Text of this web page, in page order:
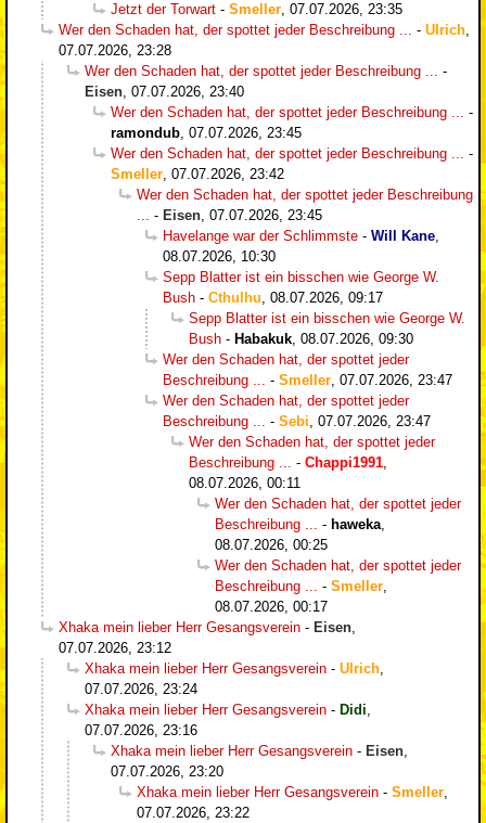
Jetzt der Torwart - Smeller, 07.07.2026, 23:35
Wer den Schaden hat, der spottet jeder Beschreibung ... - Ulrich,
07.07.2026, 23:28
Wer den Schaden hat, der spottet jeder Beschreibung ... -
Eisen, 07.07.2026, 23:40
Wer den Schaden hat, der spottet jeder Beschreibung ... -
ramondub, 07.07.2026, 23:45
Wer den Schaden hat, der spottet jeder Beschreibung ... -
Smeller, 07.07.2026, 23:42
Wer den Schaden hat, der spottet jeder Beschreibung
... - Eisen, 07.07.2026, 23:45
Havelange war der Schlimmste - Will Kane,
08.07.2026, 10:30
Sepp Blatter ist ein bisschen wie George W.
Bush - Cthulhu, 08.07.2026, 09:17
Sepp Blatter ist ein bisschen wie George W.
Bush - Habakuk, 08.07.2026, 09:30
Wer den Schaden hat, der spottet jeder
Beschreibung ... - Smeller, 07.07.2026, 23:47
Wer den Schaden hat, der spottet jeder
Beschreibung ... - Sebi, 07.07.2026, 23:47
Wer den Schaden hat, der spottet jeder
Beschreibung ... - Chappi1991,
08.07.2026, 00:11
Wer den Schaden hat, der spottet jeder
Beschreibung ... - haweka,
08.07.2026, 00:25
Wer den Schaden hat, der spottet jeder
Beschreibung ... - Smeller,
08.07.2026, 00:17
Xhaka mein lieber Herr Gesangsverein - Eisen,
07.07.2026, 23:12
Xhaka mein lieber Herr Gesangsverein - Ulrich,
07.07.2026, 23:24
Xhaka mein lieber Herr Gesangsverein - Didi,
07.07.2026, 23:16
Xhaka mein lieber Herr Gesangsverein - Eisen,
07.07.2026, 23:20
Xhaka mein lieber Herr Gesangsverein - Smeller,
07.07.2026, 23:22